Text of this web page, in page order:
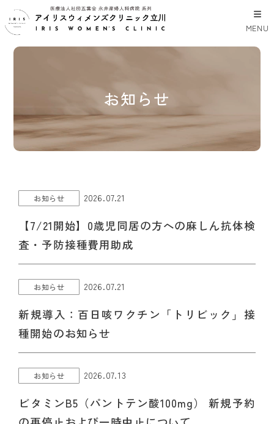
MENU
お知らせ
【7/21開始】0歳児同居の方への麻しん抗体検
査・予防接種費用助成
お知らせ 2026.07.21
新規導入：百日咳ワクチン「トリビック」接
種開始のお知らせ
お知らせ 2026.07.21
ビタミンB5（パントテン酸100mg） 新規予約
お知らせ 2026.07.13